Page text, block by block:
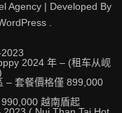
Agency | Developed By
.
2024 年 – (租车从岘
– 套餐價格僅 899,000
越南盾起